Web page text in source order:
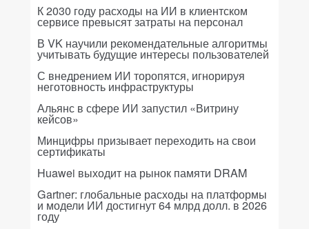
К 2030 году расходы на ИИ в клиентском
сервисе превысят затраты на персонал
В VK научили рекомендательные алгоритмы
учитывать будущие интересы пользователей
С внедрением ИИ торопятся, игнорируя
неготовность инфраструктуры
Альянс в сфере ИИ запустил «Витрину
кейсов»
Минцифры призывает переходить на свои
сертификаты
Huawei выходит на рынок памяти DRAM
Gartner: глобальные расходы на платформы
и модели ИИ достигнут 64 млрд долл. в 2026
году